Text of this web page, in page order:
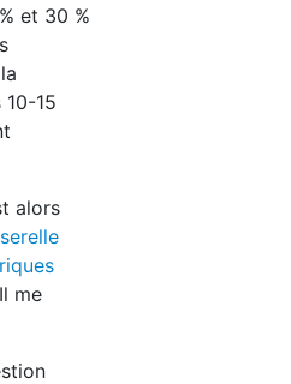
et 30 %
10-15
alors
me